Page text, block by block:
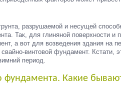
разрушаемой и несущей
Так, для глиняной поверхности и
а вот для возведения здания на
винтовой фундамент. Кстати,
период.
фундамента. Какие